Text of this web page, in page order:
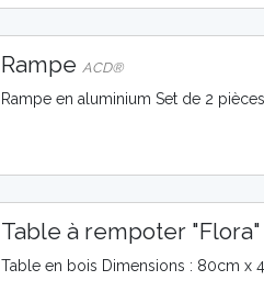
Rampe ACD®
Rampe en aluminium Set de 2
Table à rempoter "Flora"
Table en bois Dimensions : 80cm x